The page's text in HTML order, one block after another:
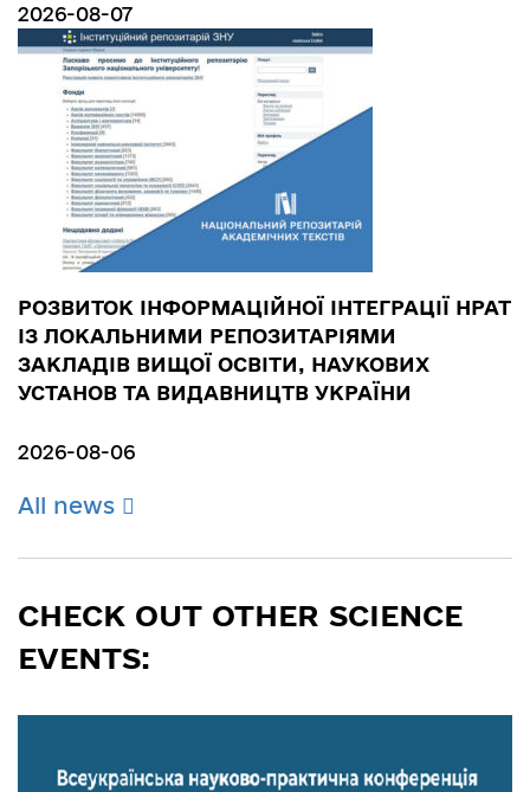
2026-08-07
РОЗВИТОК ІНФОРМАЦІЙНОЇ ІНТЕГРАЦІЇ НРАТ
ІЗ ЛОКАЛЬНИМИ РЕПОЗИТАРІЯМИ
ЗАКЛАДІВ ВИЩОЇ ОСВІТИ, НАУКОВИХ
УСТАНОВ ТА ВИДАВНИЦТВ УКРАЇНИ
2026-08-06
All news
CHECK OUT OTHER SCIENCE
EVENTS: